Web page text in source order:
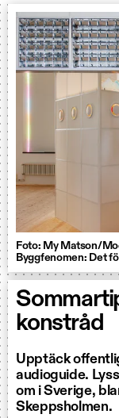
Foto: My Matson/
Byggfenomen: Det
konstråd
Upptäck
audioguide.
om i Sverige,
Skeppsholmen.